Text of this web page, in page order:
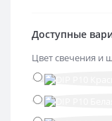
Доступные
Цвет свечения и